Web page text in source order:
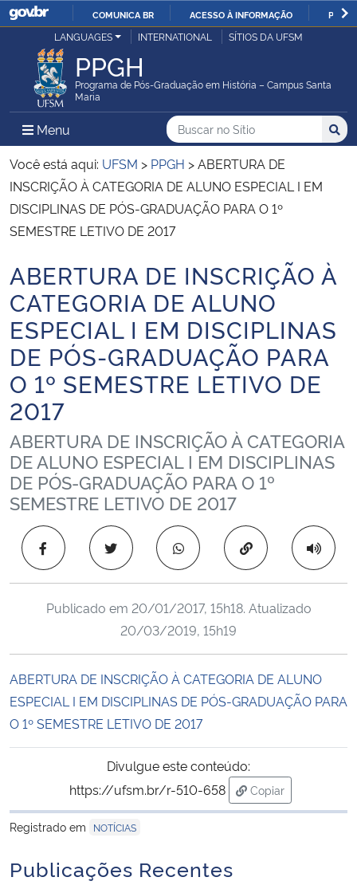
IR
O
COMUNICA BR ACESSO À INFORMAÇÃO
Ministério da Justiça e Segurança Pública
Ministério da Defesa
Ministério das Relações Exteriores
Ministério da Economia
Ministério da Agricultura, Pecuária e Abastecimento
Ministério da Educação
Ministério da Cidadania
Ministério da Saúde
Ministério de Minas e Energia
Ministério da Ciência, Tecnologia, Inovações e Comunicações
Ministério do Meio Ambiente
Ministério do Turismo
Ministério do Desenvolvimento Regional
Ministério da Mulher, da Família e dos Direitos Humanos
Secretaria-Geral
Secretaria de Governo
Gabinete de Segurança Institucional
Advocacia-Geral da União
LANGUAGES INTERNATIONAL SÍTIOS DA UFSM
PPGH
Programa de Pós-Graduação em História – Campus Santa
Maria
Menu Menu Principal do Sítio
Busca
Buscar no no Sítio
Busca:
Você está aqui: UFSM > PPGH >ABERTURA DE
INSCRIÇÃO À CATEGORIA DE ALUNO ESPECIAL I EM
DISCIPLINAS DE PÓS-GRADUAÇÃO PARA O 1º
SEMESTRE LETIVO DE 2017
Início do conteúdo
ABERTURA DE INSCRIÇÃO À
CATEGORIA DE ALUNO
ESPECIAL I EM DISCIPLINAS
DE PÓS-GRADUAÇÃO PARA
O 1º SEMESTRE LETIVO DE
2017
ABERTURA DE INSCRIÇÃO À CATEGORIA
DE ALUNO ESPECIAL I EM DISCIPLINAS
DE PÓS-GRADUAÇÃO PARA O 1º
SEMESTRE LETIVO DE 2017
Copiar para área
Publicado em 20/01/2017, 15h18. Atualizado
20/03/2019, 15h19
ABERTURA DE INSCRIÇÃO À CATEGORIA DE ALUNO
ESPECIAL I EM DISCIPLINAS DE PÓS-GRADUAÇÃO PARA
O 1º SEMESTRE LETIVO DE 2017
Divulgue este conteúdo:
https://ufsm.br/r-510-658
Copiar
para área de
Registrado em
NOTÍCIAS
Publicações Recentes